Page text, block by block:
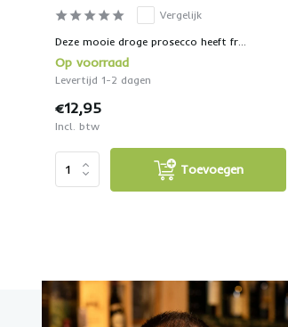
Vergelijk
Deze mooie droge prosecco heeft fr...
Op voorraad
Levertijd 1-2 dagen
€12,95
Incl. btw
Toevoegen